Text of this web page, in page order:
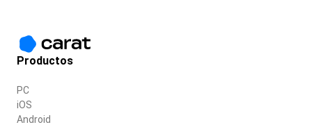
Productos
PC
iOS
Android